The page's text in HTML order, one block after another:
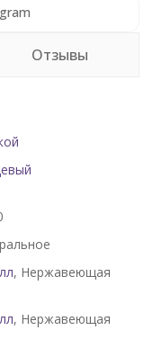
Отзывы
, Нержавеющая
, Нержавеющая